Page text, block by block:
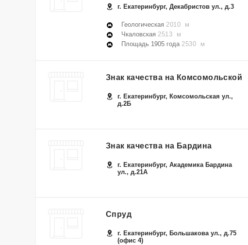
г. Екатеринбург, Декабристов ул., д.3
Геологическая 2010 м
Чкаловская 2513 м
Площадь 1905 года2530 м
Знак качества на Комсомольской
г. Екатеринбург, Комсомольская ул.,
д.2Б
Знак качества на Бардина
г. Екатеринбург, Академика Бардина
ул., д.21А
Спруд
г. Екатеринбург, Большакова ул., д.75
(офис 4)